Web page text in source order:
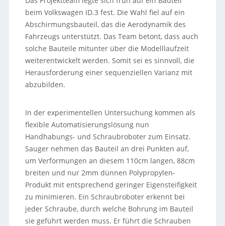
beim Volkswagen ID.3 fest. Die Wahl fiel auf ein
Abschirmungsbauteil, das die Aerodynamik des
Fahrzeugs unterstützt. Das Team betont, dass auch
solche Bauteile mitunter über die Modelllaufzeit
weiterentwickelt werden. Somit sei es sinnvoll, die
Herausforderung einer sequenziellen Varianz mit
abzubilden.
In der experimentellen Untersuchung kommen als
flexible Automatisierungslösung nun
Handhabungs- und Schraubroboter zum Einsatz.
Sauger nehmen das Bauteil an drei Punkten auf,
um Verformungen an diesem 110cm langen, 88cm
breiten und nur 2mm dünnen Polypropylen-
Produkt mit entsprechend geringer Eigensteifigkeit
zu minimieren. Ein Schraubroboter erkennt bei
jeder Schraube, durch welche Bohrung im Bauteil
sie geführt werden muss. Er führt die Schrauben